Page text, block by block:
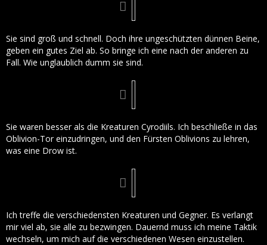
Sie sind groß und schnell. Doch ihre ungeschützten dünnen Beine,
geben ein gutes Ziel ab. So bringe ich eine nach der anderen zu
Fall. Wie unglaublich dumm sie sind.
Sie waren besser als die Kreaturen Cyrodiils. Ich beschließe in das
Oblivion-Tor einzudringen, und den Fürsten Oblivions zu lehren,
was eine Drow ist.
Ich treffe die verschiedensten Kreaturen und Gegner. Es verlangt
mir viel ab, sie alle zu bezwingen. Dauernd muss ich meine Taktik
wechseln, um mich auf die verschiedenen Wesen einzustellen.